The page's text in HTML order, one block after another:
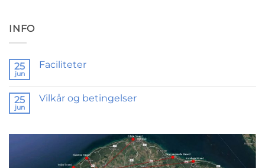
INFO
25
jun
Faciliteter
25
jun
Vilkår og betingelser